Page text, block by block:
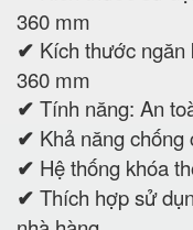
360 mm
✔ Kích thước ngăn
360 mm
✔ Tính năng: An
✔ Khả năng chống
✔ Hệ thống khóa
✔ Thích hợp sử